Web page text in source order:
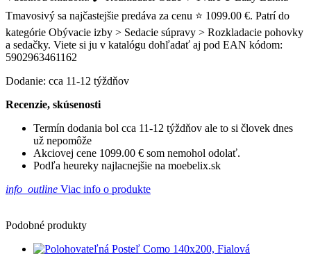
Tmavosivý sa najčastejšie predáva za cenu ⭐ 1099.00 €. Patrí do
kategórie Obývacie izby > Sedacie súpravy > Rozkladacie pohovky
a sedačky. Viete si ju v katalógu dohľadať aj pod EAN kódom:
5902963461162
Dodanie: cca 11-12 týždňov
Recenzie, skúsenosti
Termín dodania bol cca 11-12 týždňov ale to si človek dnes
už nepomôže
Akciovej cene 1099.00 € som nemohol odolať.
Podľa heureky najlacnejšie na moebelix.sk
info_outline Viac info o produkte
Podobné produkty